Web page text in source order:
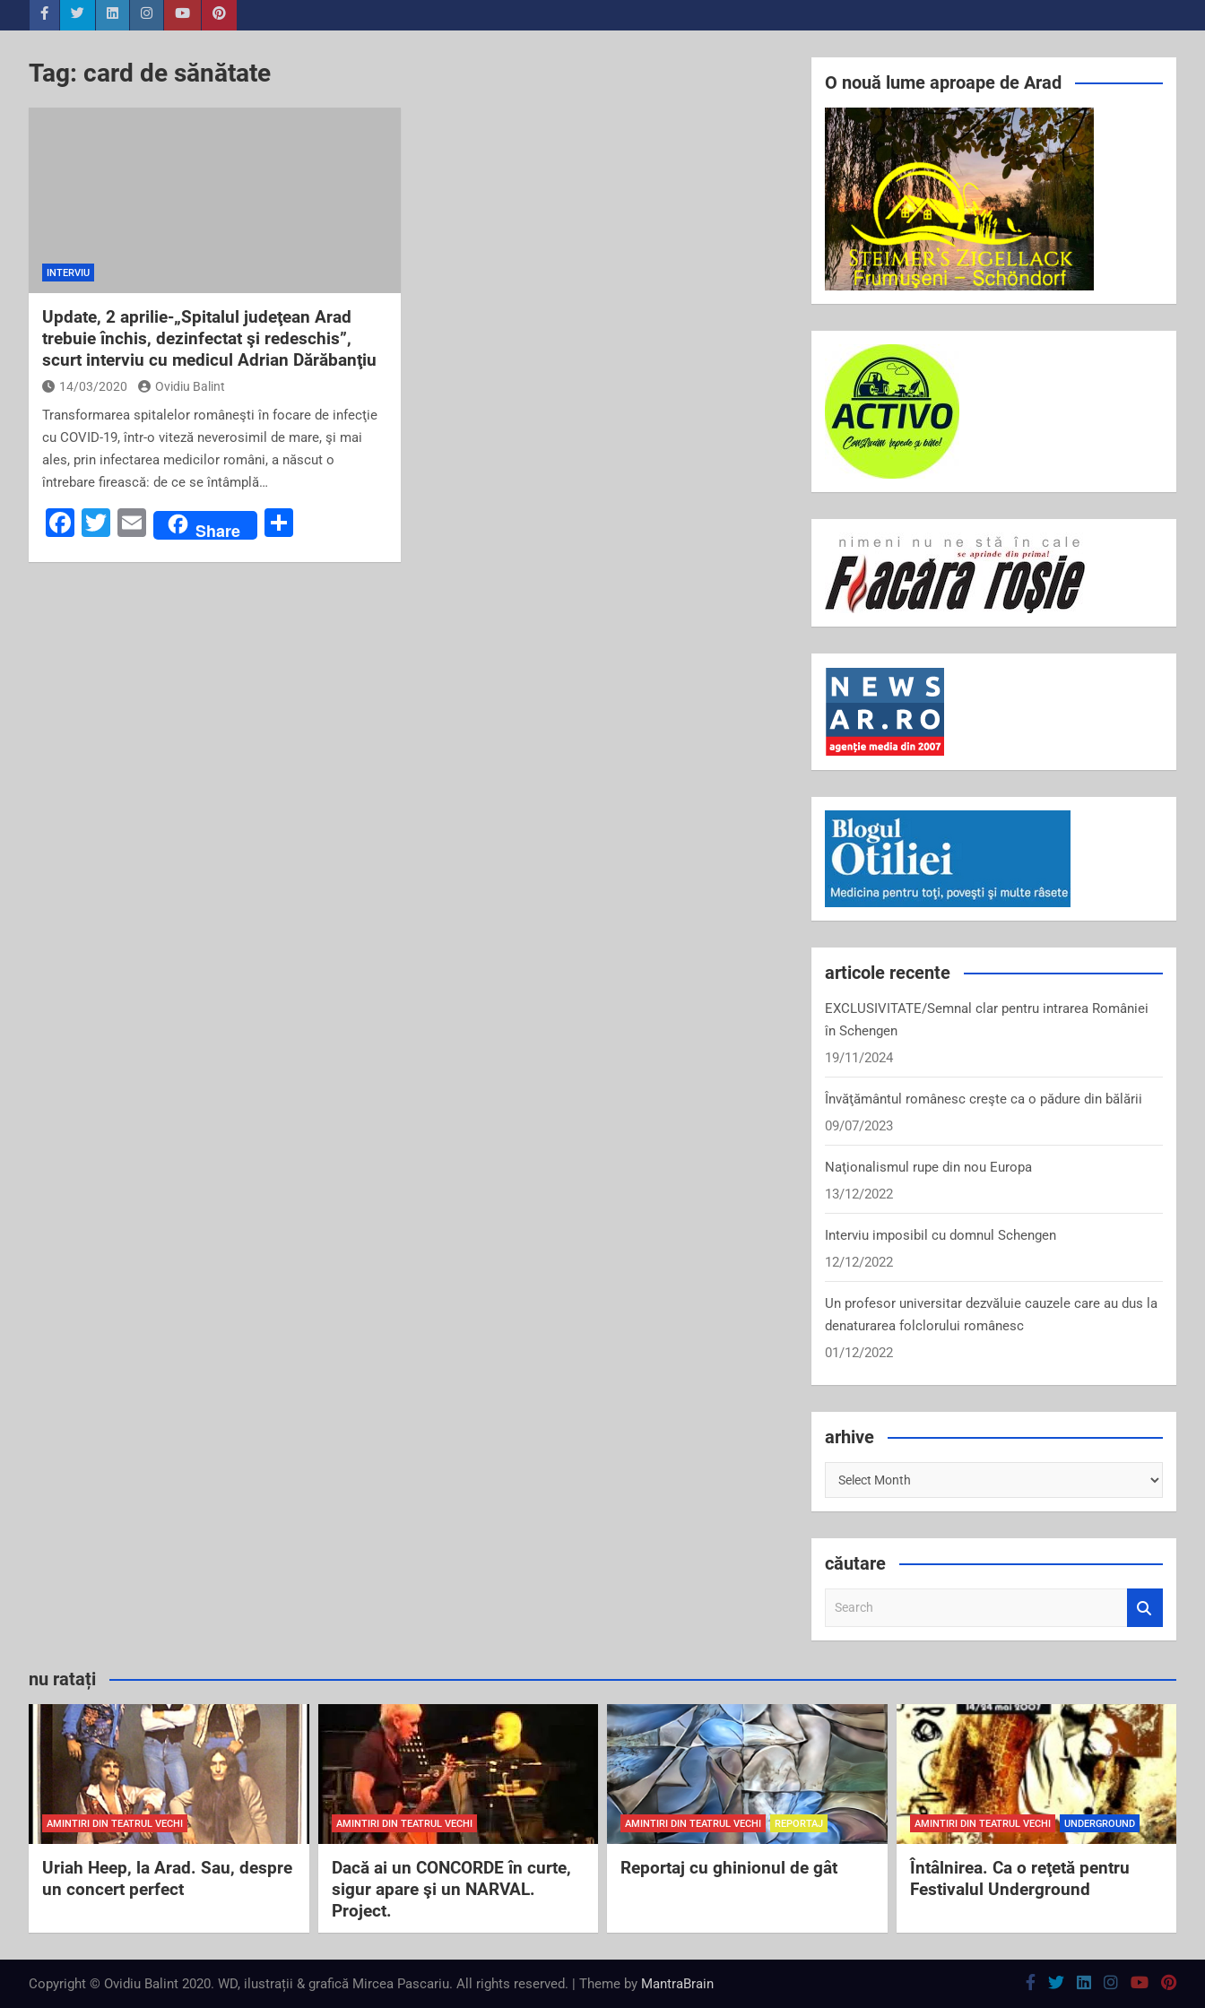
Tag: card de sănătate
INTERVIU
Update, 2 aprilie-„Spitalul judeţean Arad
trebuie închis, dezinfectat şi redeschis”,
scurt interviu cu medicul Adrian Dărăbanţiu
14/03/2020 Ovidiu Balint
Transformarea spitalelor româneşti în focare de infecţie
cu COVID-19, într-o viteză neverosimil de mare, şi mai
ales, prin infectarea medicilor români, a născut o
întrebare firească: de ce se întâmplă…
F
T
E
Share
O nouă lume aproape de Arad
articole recente
EXCLUSIVITATE/Semnal clar pentru intrarea României
în Schengen
19/11/2024
Învăţământul românesc creşte ca o pădure din bălării
09/07/2023
Naţionalismul rupe din nou Europa
13/12/2022
Interviu imposibil cu domnul Schengen
12/12/2022
Un profesor universitar dezvăluie cauzele care au dus la
denaturarea folclorului românesc
01/12/2022
arhive
arhive
căutare
a
h
nu ratați
AMINTIRI DIN TEATRUL VECHI
Uriah Heep, la Arad. Sau, despre
un concert perfect
AMINTIRI DIN TEATRUL VECHI
Dacă ai un CONCORDE în curte,
sigur apare şi un NARVAL.
Project.
AMINTIRI DIN TEATRUL VECHI REPORTAJ
Reportaj cu ghinionul de gât
AMINTIRI DIN TEATRUL VECHI UNDERGROUND
Întâlnirea. Ca o reţetă pentru
Festivalul Underground
Copyright © Ovidiu Balint 2020. WD, ilustrații & grafică Mircea Pascariu. All rights reserved. | Theme by MantraBrain